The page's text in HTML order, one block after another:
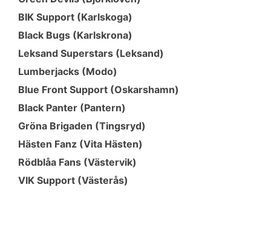
BIK Support (Karlskoga)
Black Bugs (Karlskrona)
Leksand Superstars (Leksand)
Lumberjacks (Modo)
Blue Front Support (Oskarshamn)
Black Panter (Pantern)
Gröna Brigaden (Tingsryd)
Hästen Fanz (Vita Hästen)
Rödblåa Fans (Västervik)
VIK Support (Västerås)